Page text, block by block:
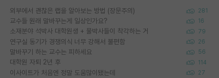
외부에서 괜찮은 랩을 알아보는 방법 (장문주의) 281
교수들 원래 말바꾸는게 일상인가요? 16
소재분야 석박사 대학원생 + 물박사들이 착각하는 거 79
연구실 동기가 경쟁의식 너무 강해서 불편함 26
말바꾸기 하는 교수는 피하세요 56
대학원 자퇴 2년 후 114
이사이트가 처음엔 정말 도움많이됐는데 27